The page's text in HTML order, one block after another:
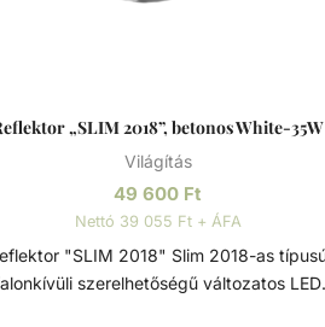
„SLIM 2018”, betonos White-35W
Világítás
49 600 Ft
Nettó 39 055 Ft + ÁFA
"SLIM 2018" Slim 2018-as típusú
szerelhetőségű változatos LED